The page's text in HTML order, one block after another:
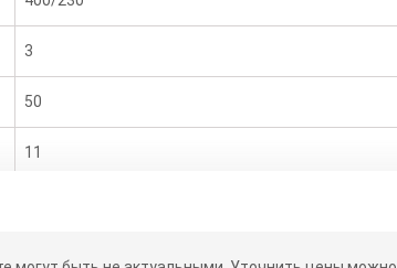
3
50
11